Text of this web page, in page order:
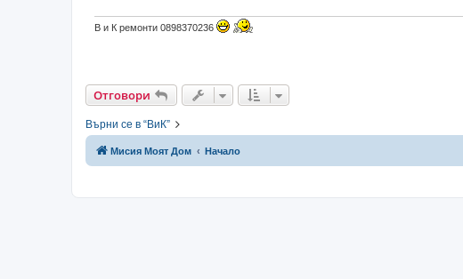
В и К ремонти 0898370236
Отговори
Върни се в “ВиК”
Мисия Моят Дом Начало